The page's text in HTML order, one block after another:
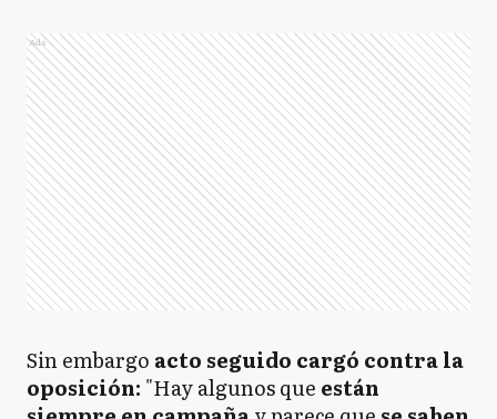
Ads
Sin embargo acto seguido cargó contra la
oposición: "Hay algunos que están